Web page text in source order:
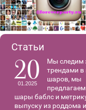
Статьи
20
01.2025
Мы следим
трендами в
шаров, мы
предлагаем
шары баблс и
выпуску из роддома и